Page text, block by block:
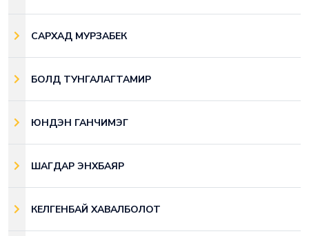
САРХАД МУРЗАБЕК
БОЛД ТУНГАЛАГТАМИР
ЮНДЭН ГАНЧИМЭГ
ШАГДАР ЭНХБАЯР
КЕЛГЕНБАЙ ХАВАЛБОЛОТ